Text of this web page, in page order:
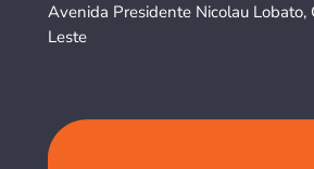
Avenida Presidente Nicolau Lobato,
Leste